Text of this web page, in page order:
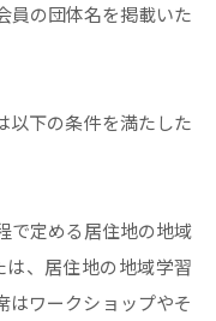
員の団体名を掲載いた
以下の条件を満たした
で定める居住地の地域
、居住地の地域学習
はワークショップやそ